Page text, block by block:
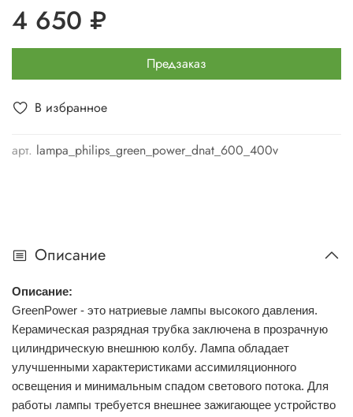
В избранное
арт. lampa_philips_green_power_dnat_600_400v
4 650 ₽
Предзаказ
Описание
Описание:
GreenPower - это натриевые лампы высокого давления.
Керамическая разрядная трубка заключена в прозрачную
цилиндрическую внешнюю колбу. Лампа обладает
улучшенными характеристиками ассимиляционного
освещения и минимальным спадом светового потока. Для
работы лампы требуется внешнее зажигающее устройство